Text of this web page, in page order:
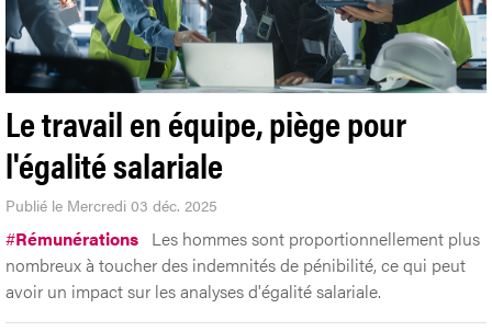
Le travail en équipe, piège pour
l'égalité salariale
Publié le Mercredi 03 déc. 2025
#Rémunérations Les hommes sont proportionnellement plus
nombreux à toucher des indemnités de pénibilité, ce qui peut
avoir un impact sur les analyses d'égalité salariale.